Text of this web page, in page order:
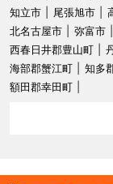
知立市
尾張旭市
北名古屋市
弥富市
西春日井郡豊山町
海部郡蟹江町
知多
額田郡幸田町